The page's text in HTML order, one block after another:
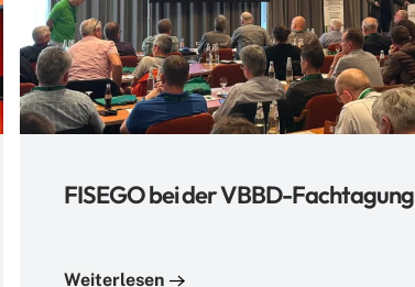
FISEGO bei der VBBD-Fachtagung
Weiterlesen